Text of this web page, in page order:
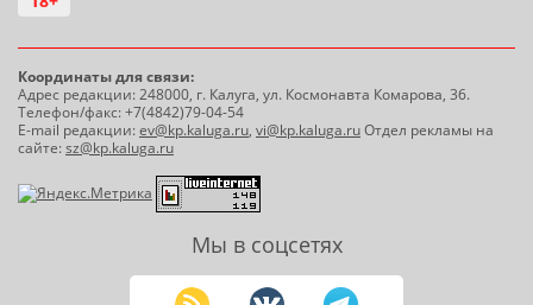
Координаты для связи:
Адрес редакции: 248000, г. Калуга, ул. Космонавта Комарова, 36.
Телефон/факс: +7(4842)79-04-54
E-mail редакции:ev@kp.kaluga.ru, vi@kp.kaluga.ruОтдел рекламы на
сайте:sz@kp.kaluga.ru
Мы в соцсетях